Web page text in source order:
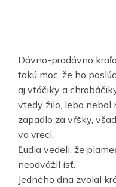
Dávno-pradávno
takú moc, že ho
aj vtáčiky a
vtedy žilo, lebo nebol
zapadlo za vŕšky,
vo vreci.
Ľudia vedeli, že
neodvážil ísť.
Jedného dna zvolal